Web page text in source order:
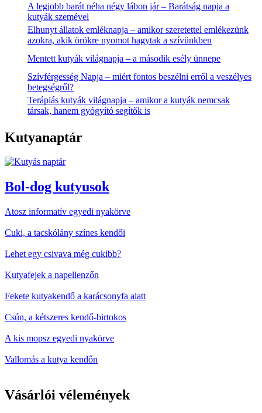
A legjobb barát néha négy lábon jár – Barátság napja a
kutyák szemével
Elhunyt állatok emléknapja – amikor szeretettel emlékezünk
azokra, akik örökre nyomot hagytak a szívünkben
Mentett kutyák világnapja – a második esély ünnepe
Szívférgesség Napja – miért fontos beszélni erről a veszélyes
betegségről?
Terápiás kutyák világnapja – amikor a kutyák nemcsak
társak, hanem gyógyító segítők is
Kutyanaptár
Bol-dog kutyusok
Atosz informatív egyedi nyakörve
Cuki, a tacskólány színes kendői
Lehet egy csivava még cukibb?
Kutyafejek a napellenzőn
Fekete kutyakendő a karácsonyfa alatt
Csún, a kétszeres kendő-birtokos
A kis mopsz egyedi nyakörve
Vallomás a kutya kendőn
Vásárlói vélemények